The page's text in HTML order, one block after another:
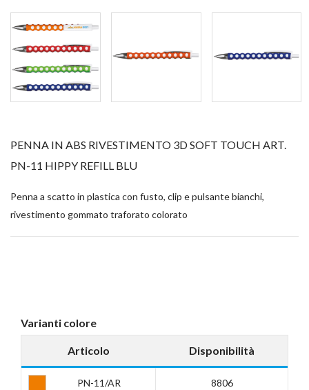
PENNA IN ABS RIVESTIMENTO 3D SOFT TOUCH ART.
PN-11 HIPPY REFILL BLU
Penna a scatto in plastica con fusto, clip e pulsante bianchi,
rivestimento gommato traforato colorato
Varianti colore
Articolo Disponibilità
PN-11/AR 8806